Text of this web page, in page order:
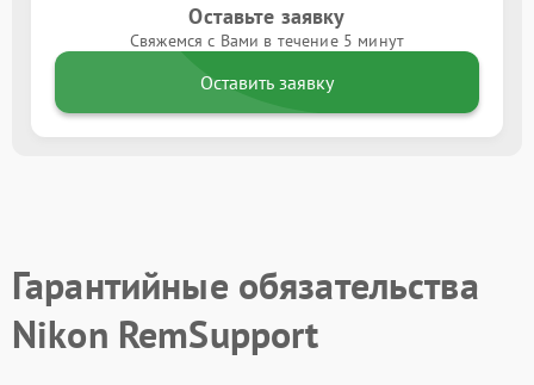
Оставьте заявку
Свяжемся с Вами в течение 5 минут
Оставить заявку
Гарантийные обязательства
Nikon RemSupport